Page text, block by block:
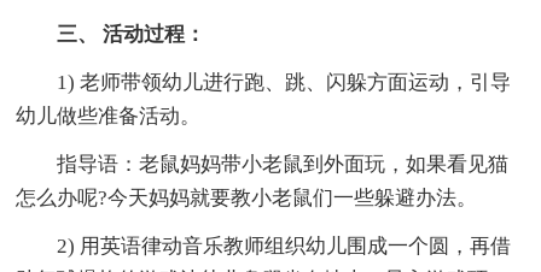
三、 活动过程：
1) 老师带领幼儿进行跑、跳、闪躲方面运动，引导
幼儿做些准备活动。
指导语：老鼠妈妈带小老鼠到外面玩，如果看见猫
怎么办呢?今天妈妈就要教小老鼠们一些躲避办法。
2) 用英语律动音乐教师组织幼儿围成一个圆，再借